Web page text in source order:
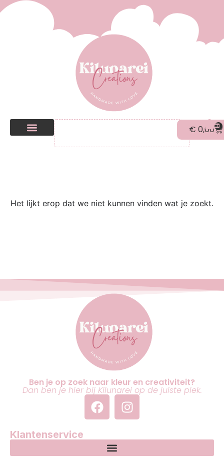
€ 0,00 0
Het lijkt erop dat we niet kunnen vinden wat je zoekt.
Ben je op zoek naar kleur en creativiteit?
Dan ben je hier bij Kilunarei op de juiste plek.
Klantenservice